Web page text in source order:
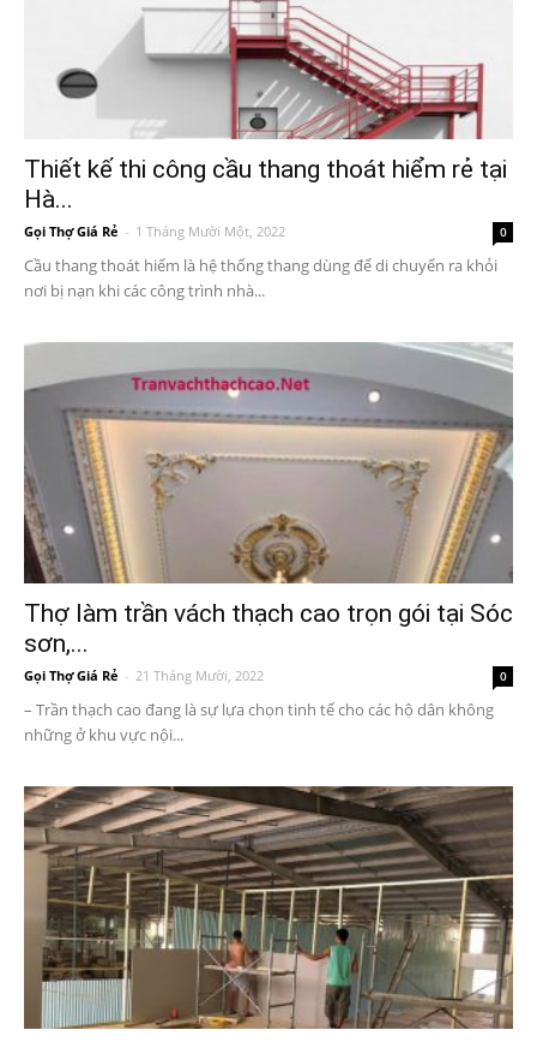
Thiết kế thi công cầu thang thoát hiểm rẻ tại
Hà...
Gọi Thợ Giá Rẻ - 1 Tháng Mười Một, 2022 0
Cầu thang thoát hiểm là hệ thống thang dùng để di chuyển ra khỏi
nơi bị nạn khi các công trình nhà...
Thợ làm trần vách thạch cao trọn gói tại Sóc
sơn,...
Gọi Thợ Giá Rẻ - 21 Tháng Mười, 2022 0
– Trần thạch cao đang là sự lựa chọn tinh tế cho các hộ dân không
những ở khu vực nội...